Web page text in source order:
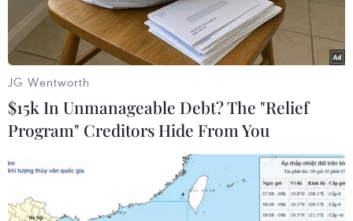
Khu công nghiệp Thăng Long, tỉnh Vĩnh Phúc. (Ảnh: Hoàng
JG Wentworth
$15k In Unmanageable Debt? The "Relief
Program" Creditors Hide From You